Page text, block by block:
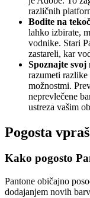
različnih
Bodite na
lahko izbirate,
vodnike. Stari
zastareli, kar
Spoznajte svoj
razumeti
možnostmi.
neprevlečene
ustreza vašim
Pogosta
Kako pogosto
Pantone običajno
dodajanjem novih